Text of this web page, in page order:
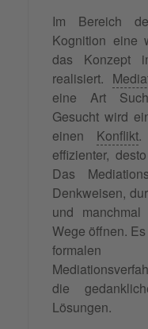
Im Bereich
Kognition eine
das Konzept
realisiert.
eine Art
Gesucht wird
einen Konflikt.
effizienter,
Das
Denkweisen,
und manchmal
Wege öffnen.
formalen
die
Lösungen.